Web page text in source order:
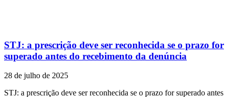
STJ: a prescrição deve ser reconhecida se o prazo for
superado antes do recebimento da denúncia
28 de julho de 2025
STJ: a prescrição deve ser reconhecida se o prazo for superado antes